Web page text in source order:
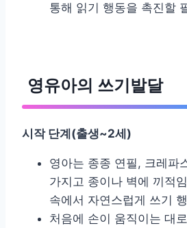
통해 읽기 행동을 촉진할
영유아의 쓰기발달
시작 단계(출생~2세)
영아는 종종 연필, 크레파
가지고 종이나 벽에 끼적
속에서 자연스럽게 쓰기
처음에 손이 움직이는 대